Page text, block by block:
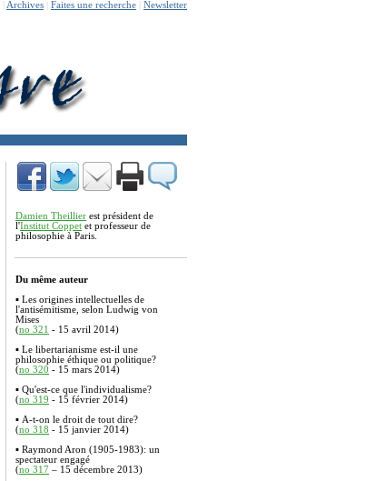
Archives Faites une recherche Newsletter
Damien Theillier est président de
l'Institut Coppet et professeur de
philosophie à Paris.
Du même auteur
▪ Les origines intellectuelles de
l'antisémitisme, selon Ludwig von
Mises
(no 321 - 15 avril 2014)
▪ Le libertarianisme est-il une
philosophie éthique ou politique?
(no 320 - 15 mars 2014)
▪ Qu'est-ce que l'individualisme?
(no 319 - 15 février 2014)
▪ A-t-on le droit de tout dire?
(no 318 - 15 janvier 2014)
▪ Raymond Aron (1905-1983): un
spectateur engagé
(no 317 – 1 5 décembre 2013)